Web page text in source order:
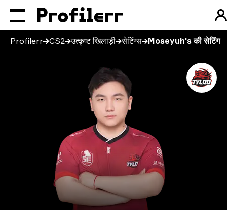
Profilerr CS2 उत्कृष्ट खिलाड़ी सेटिंग्स Moseyuh's की सेटिंग